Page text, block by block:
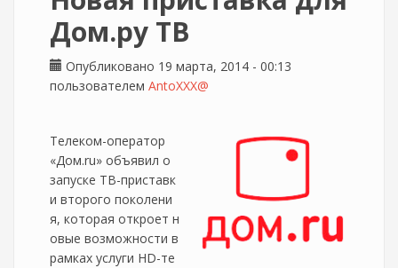
Дом.ру ТВ
Опубликовано 19 марта, 2014 - 00:13
пользователем AntoXXX@
Телеком-оператор
«Дом.ru» объявил о
запуске ТВ-приставк
и второго поколени
я, которая откроет н
овые возможности в
рамках услуги HD-те